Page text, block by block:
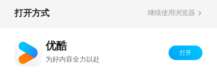
打开方式 继续使用浏览器
优酷
为好内容全力以赴
打开